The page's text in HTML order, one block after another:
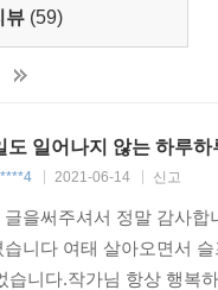
뷰 (59)
도 일어나지 않는 하루
2021-06-14 신고
을써주셔서 정말 감사
니다 여태 살아오면서
습니다.작가님 항상 행복